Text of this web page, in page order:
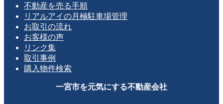
不動産を売る手順
リアルアイの月極駐車場管理
お取引の流れ
お客様の声
リンク集
取引事例
購入物件検索
一宮市を元気にする不動産会社